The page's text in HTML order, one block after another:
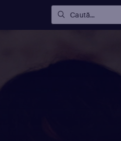
Caută...